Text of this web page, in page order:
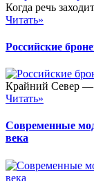
Когда речь
Читать»
Российские
Крайний Север —
Читать»
Современные
века